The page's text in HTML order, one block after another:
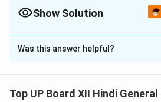
Show Solution
Solution and Explanation
'पृथ्वीराज' खंडकाव्य में पृथ्वीराज चौहान को
वीरता और रणकौशल अद्वितीय थे। उन्होंने
Was this answer helpful?
Top UP Board XII Hindi